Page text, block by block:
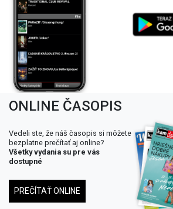
ONLINE ČASOPIS
Vedeli ste, že náš časopis si môžete
bezplatne prečítať aj online?
Všetky vydania su pre vás
dostupné
PREČÍTAŤ ONLINE